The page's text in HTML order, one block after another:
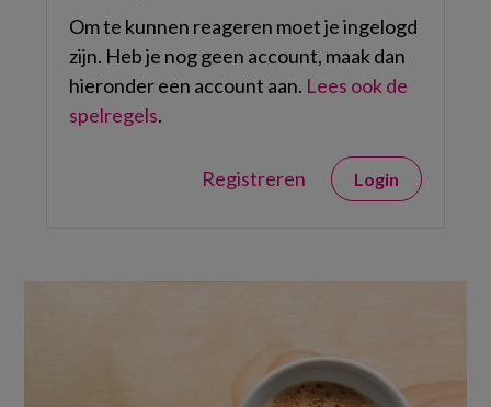
Om te kunnen reageren moet je ingelogd
zijn. Heb je nog geen account, maak dan
hieronder een account aan. Lees ook de
spelregels.
Registreren Login